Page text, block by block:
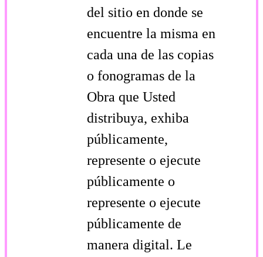
del sitio en donde se
encuentre la misma en
cada una de las copias
o fonogramas de la
Obra que Usted
distribuya, exhiba
públicamente,
represente o ejecute
públicamente o
represente o ejecute
públicamente de
manera digital. Le